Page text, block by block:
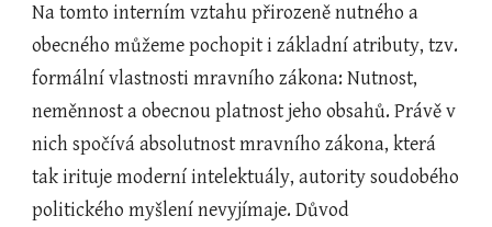
Na tomto interním vztahu přirozeně nutného a
obecného můžeme pochopit i základní atributy, tzv.
formální vlastnosti mravního zákona: Nutnost,
neměnnost a obecnou platnost jeho obsahů. Právě v
nich spočívá absolutnost mravního zákona, která
tak irituje moderní intelektuály, autority soudobého
politického myšlení nevyjímaje. Důvod